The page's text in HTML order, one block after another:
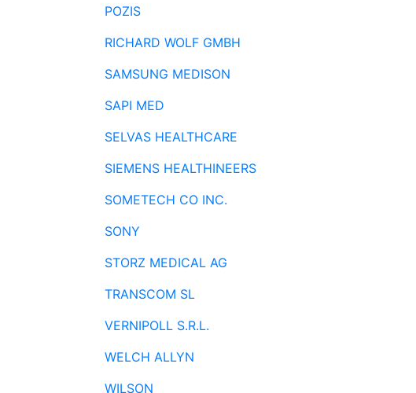
POZIS
RICHARD WOLF GMBH
SAMSUNG MEDISON
SAPI MED
SELVAS HEALTHCARE
SIEMENS HEALTHINEERS
SOMETECH CO INC.
SONY
STORZ MEDICAL AG
TRANSCOM SL
VERNIPOLL S.R.L.
WELCH ALLYN
WILSON